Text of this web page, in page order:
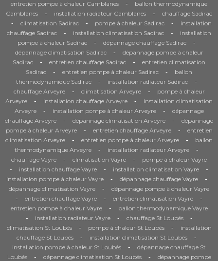
entretien pompe à chaleur Camblanes -
ballon thermodynamique
Camblanes
- installation radiateur Camblanes - chauffage Sadirac
- climatisation Sadirac - pompe à chaleur Sadirac -
installation
chauffage Sadirac
- installation climatisation Sadirac -
installation
pompe à chaleur Sadirac
- dépannage chauffage Sadirac -
dépannage climatisation Sadirac -
dépannage pompe à chaleur
Sadirac
- entretien chauffage Sadirac -
entretien climatisation
Sadirac
- entretien pompe à chaleur Sadirac -
ballon
thermodynamique Sadirac
- installation radiateur Sadirac -
chauffage Arveyre - climatisation Arveyre -
pompe à chaleur
Arveyre
- installation chauffage Arveyre -
installation climatisation
Arveyre
- installation pompe à chaleur Arveyre -
dépannage
chauffage Arveyre
- dépannage climatisation Arveyre -
dépannage
pompe à chaleur Arveyre
- entretien chauffage Arveyre -
entretien
climatisation Arveyre
- entretien pompe à chaleur Arveyre -
ballon
thermodynamique Arveyre
- installation radiateur Arveyre -
chauffage Vayre - climatisation Vayre - pompe à chaleur Vayre
- installation chauffage Vayre - installation climatisation Vayre -
installation pompe à chaleur Vayre - dépannage chauffage Vayre -
dépannage climatisation Vayre - dépannage pompe à chaleur Vayre
- entretien chauffage Vayre - entretien climatisation Vayre -
entretien pompe à chaleur Vayre - ballon thermodynamique Vayre
- installation radiateur Vayre - chauffage St Loubés -
climatisation St Loubés - pompe à chaleur St Loubés -
installation
chauffage St Loubés
- installation climatisation St Loubés -
installation pompe à chaleur St Loubés -
dépannage chauffage St
Loubés
- dépannage climatisation St Loubés -
dépannage pompe